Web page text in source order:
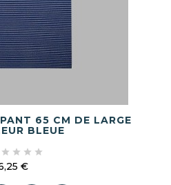
65 CM DE LARGE
BLEUE
   
€